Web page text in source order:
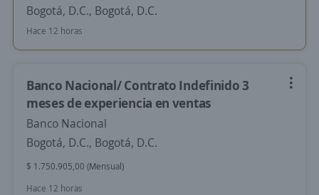
Bogotá, D.C., Bogotá, D.C.
Hace 12 horas
Banco Nacional/ Contrato Indefinido 3
meses de experiencia en ventas
Banco Nacional
Bogotá, D.C., Bogotá, D.C.
$ 1.750.905,00 (Mensual)
Hace 12 horas